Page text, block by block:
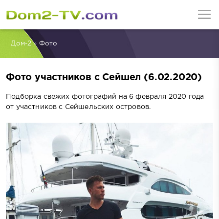
Дом-2» Фото
Фото участников с Сейшел (6.02.2020)
Подборка свежих фотографий на 6 февраля 2020 года
от участников с Сейшельских островов.